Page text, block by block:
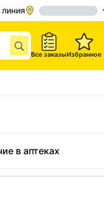
Все заказыИзбранное
в аптеках